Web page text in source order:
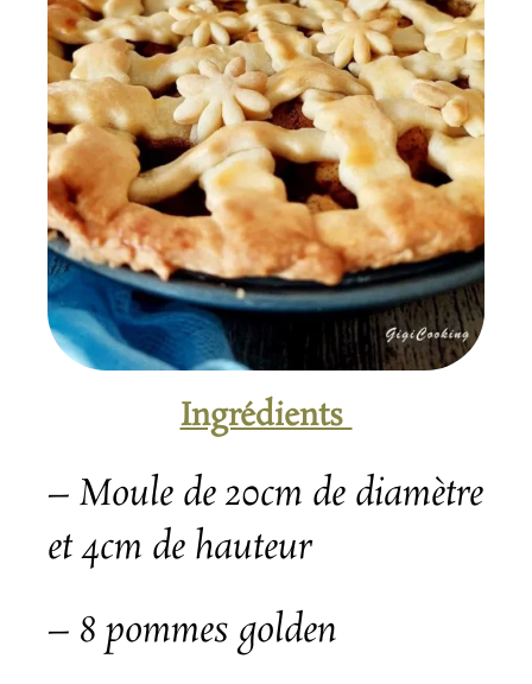
Ingrédients
– Moule de 20cm de diamètre
et 4cm de hauteur
– 8 pommes golden